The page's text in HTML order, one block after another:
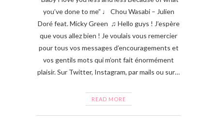
you’ve done to me” ♩ Chou Wasabi – Julien
Doré feat. Micky Green ♫ Hello guys ! J’espère
que vous allez bien ! Je voulais vous remercier
pour tous vos messages d’encouragements et
vos gentils mots qui m’ont fait énormément
plaisir. Sur Twitter, Instagram, par mails ou sur…
READ MORE